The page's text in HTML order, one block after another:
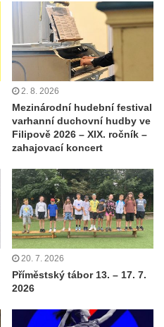
2. 8. 2026
Mezinárodní hudební festival
varhanní duchovní hudby ve
Filipově 2026 – XIX. ročník –
zahajovací koncert
20. 7. 2026
Příměstský tábor 13. – 17. 7.
2026